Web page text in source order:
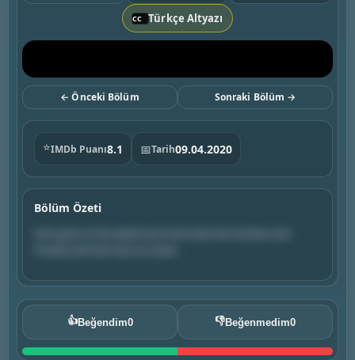
Türkçe Altyazı
← Önceki Bölüm Sonraki Bölüm →
⭐IMDb Puanı8.1 📅Tarih09.04.2020
Bölüm Özeti
👍Beğendim0 👎Beğenmedim0